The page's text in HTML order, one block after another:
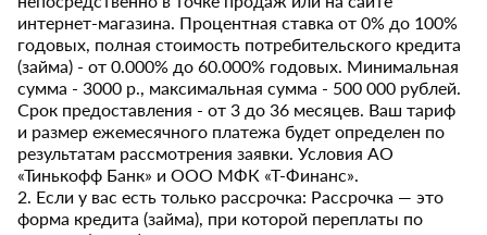
интернет-магазина. Процентная ставка от 0% до 100%
годовых, полная стоимость потребительского кредита
(займа) - от 0.000% до 60.000% годовых. Минимальная
сумма - 3000 р., максимальная сумма - 500 000 рублей.
Срок предоставления - от 3 до 36 месяцев. Ваш тариф
и размер ежемесячного платежа будет определен по
результатам рассмотрения заявки. Условия АО
«Тинькофф Банк» и ООО МФК «Т-Финанс».
2. Если у вас есть только рассрочка: Рассрочка — это
форма кредита (займа), при которой переплаты по